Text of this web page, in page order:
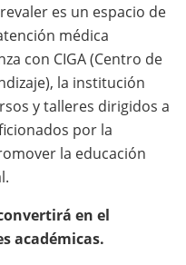
es un espacio de
médica
con CIGA (Centro de
la institución
y talleres dirigidos a
por la
la educación
en el
académicas.